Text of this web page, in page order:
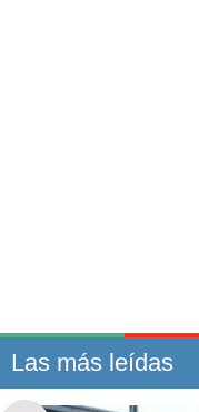
Las más leídas